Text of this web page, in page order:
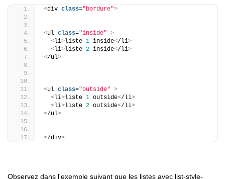
<div class="bordure">
<ul class="inside" >
<li>liste 1 inside</li>
<li>liste 2 inside</li>
</ul>
<ul class="outside" >
<li>liste 1 outside</li>
<li>liste 2 outside</li>
</ul>
</div>
Observez dans l'exemple suivant que les listes avec list-style-